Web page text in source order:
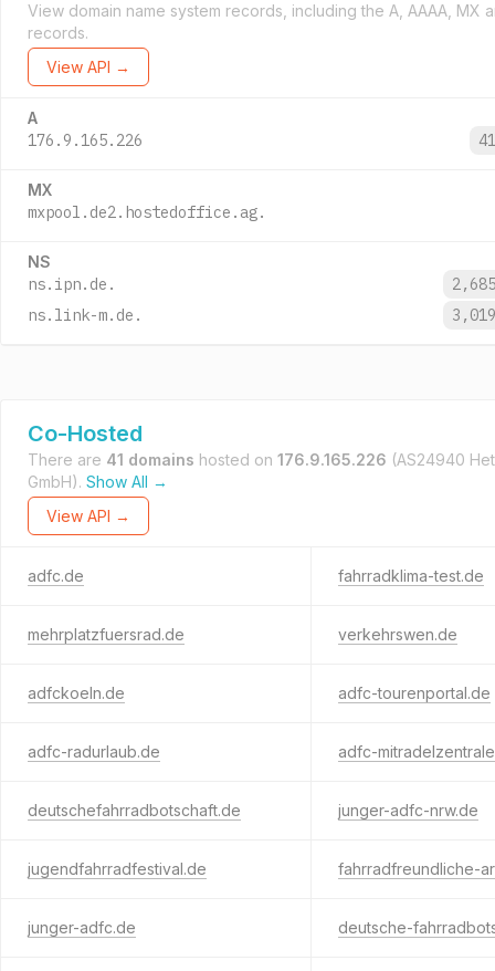
View domain name system records, including the A, AAAA, MX
records.
View API →
A
176.9.165.226
MX
mxpool.de2.hostedoffice.ag.
NS
ns.ipn.de.
ns.link-m.de.
Co-Hosted
There are 41 domains hosted on 176.9.165.226 (AS24940
GmbH). Show All →
View API →
adfc.de fahrradklima-test.de
mehrplatzfuersrad.de verkehrswen.de
adfckoeln.de adfc-tourenportal.de
adfc-radurlaub.de adfc-
deutschefahrradbotschaft.de junger-adfc-nrw.de
jugendfahrradfestival.de fahrradfreundliche-
junger-adfc.de deutsche-